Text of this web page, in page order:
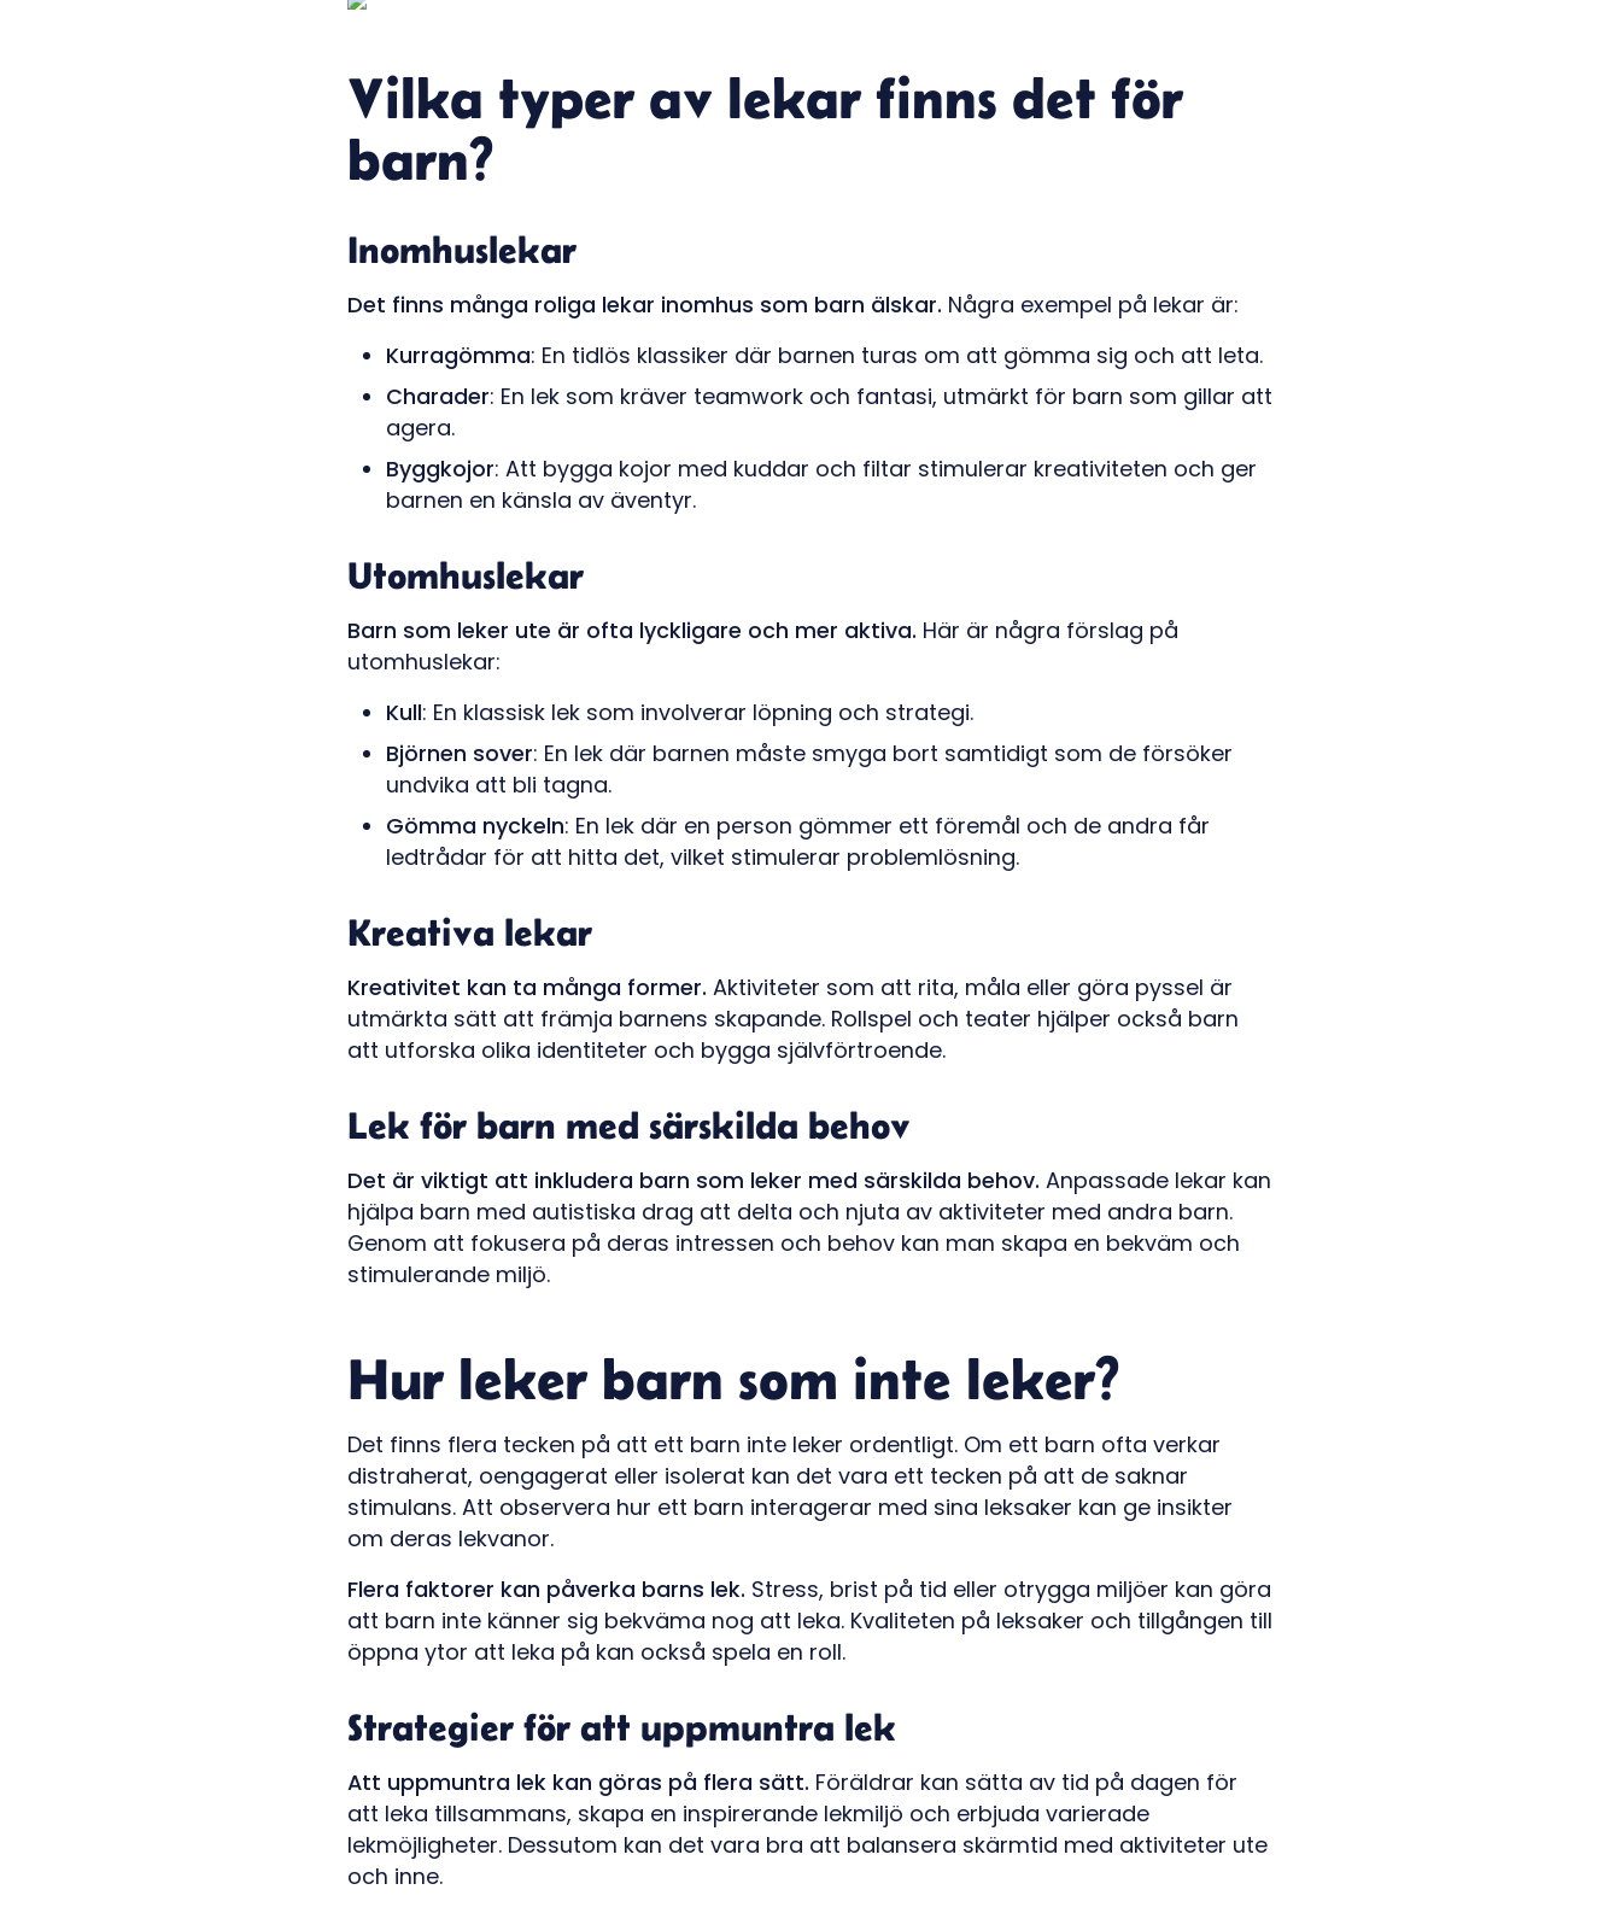
Vilka typer av lekar finns det för
barn?
Inomhuslekar
Det finns många roliga lekar inomhus som barn älskar. Några exempel på lekar är:
Kurragömma: En tidlös klassiker där barnen turas om att gömma sig och att leta.
Charader: En lek som kräver teamwork och fantasi, utmärkt för barn som gillar att
agera.
Byggkojor: Att bygga kojor med kuddar och filtar stimulerar kreativiteten och ger
barnen en känsla av äventyr.
Utomhuslekar
Barn som leker ute är ofta lyckligare och mer aktiva. Här är några förslag på
utomhuslekar:
Kull: En klassisk lek som involverar löpning och strategi.
Björnen sover: En lek där barnen måste smyga bort samtidigt som de försöker
undvika att bli tagna.
Gömma nyckeln: En lek där en person gömmer ett föremål och de andra får
ledtrådar för att hitta det, vilket stimulerar problemlösning.
Kreativa lekar
Kreativitet kan ta många former. Aktiviteter som att rita, måla eller göra pyssel är
utmärkta sätt att främja barnens skapande. Rollspel och teater hjälper också barn
att utforska olika identiteter och bygga självförtroende.
Lek för barn med särskilda behov
Det är viktigt att inkludera barn som leker med särskilda behov. Anpassade lekar kan
hjälpa barn med autistiska drag att delta och njuta av aktiviteter med andra barn.
Genom att fokusera på deras intressen och behov kan man skapa en bekväm och
stimulerande miljö.
Hur leker barn som inte leker?
Det finns flera tecken på att ett barn inte leker ordentligt. Om ett barn ofta verkar
distraherat, oengagerat eller isolerat kan det vara ett tecken på att de saknar
stimulans. Att observera hur ett barn interagerar med sina leksaker kan ge insikter
om deras lekvanor.
Flera faktorer kan påverka barns lek. Stress, brist på tid eller otrygga miljöer kan göra
att barn inte känner sig bekväma nog att leka. Kvaliteten på leksaker och tillgången till
öppna ytor att leka på kan också spela en roll.
Strategier för att uppmuntra lek
Att uppmuntra lek kan göras på flera sätt. Föräldrar kan sätta av tid på dagen för
att leka tillsammans, skapa en inspirerande lekmiljö och erbjuda varierade
lekmöjligheter. Dessutom kan det vara bra att balansera skärmtid med aktiviteter ute
och inne.